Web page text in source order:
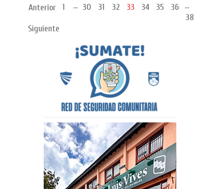
Anterior 1 ... 30 31 32 33 34 35 36
...
38
Siguiente